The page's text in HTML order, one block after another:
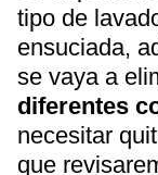
tipo de
ensuciada,
se vaya a
diferentes
necesitar
que